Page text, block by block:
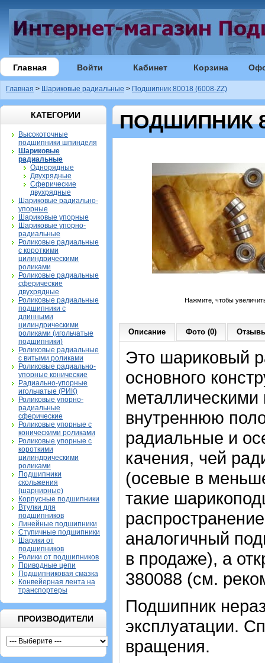
Главная Войти Кабинет Корзина
Главная > Шариковые радиальные > Подшипник 80018 (6008-ZZ)
КАТЕГОРИИ
Высокоточные
подшипники шпинделя
Шариковые
радиальные
Однорядные
Двухрядные
Сферические
двухрядные
Шариковые радиально-
упорные
Шариковые упорные
Шариковые упорно-
радиальные
Роликовые радиальные
с короткими
цилиндрическими
роликами
Роликовые радиальные
сферические
двухрядные
Роликовые радиальные
подшипники с
длинными
цилиндрическими
роликами (игольчатые
подшипники)
Роликовые радиальные
с витыми роликами
Роликовые радиально-
упорные конические
Радиально-упорные
игольчатые (РИК)
Роликовые упорно-
радиальные
сферические
Роликовые упорные с
коническими роликами
Роликовые упорные с
короткими
цилиндрическими
роликами
Подшипники
скольжения
(шарнирные)
Корпусные подшипники
Втулки для
подшипников
Линейные подшипники
Ступичные подшипники
Шарики от
подшипников
Ролики от подшипников
Приводные цепи
Подшипниковая смазка
Конвейерная лента на
транспортеры
ПРОИЗВОДИТЕЛИ
ПОДШИПНИК
Нажмите, чтобы
Описание Фото (0)
Это шариковый
основного
внутреннюю
радиальные и
качения, чей
(осевые в
такие
аналогичный
в продаже), а
380088 (см.
Подшипник
эксплуатации.
вращения.